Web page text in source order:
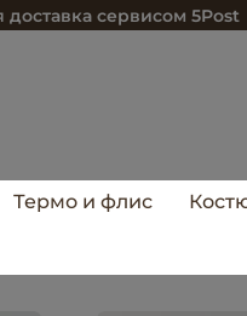
доставка сервисом 5Post
Термо и флис